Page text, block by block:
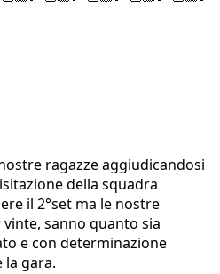
ragazze aggiudicandosi
della squadra
il 2°set ma le nostre
sanno quanto sia
e con determinazione
la gara.